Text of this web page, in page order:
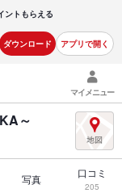
ントもらえる
ダウンロード アプリで開く
マイメニュー
～
写真 口コミ
205